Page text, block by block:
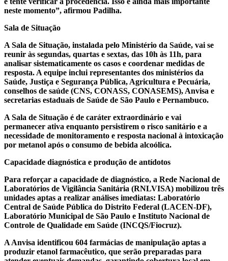
neste momento”, afirmou Padilha.
Sala de Situação
A Sala de Situação, instalada pelo Ministério da Saúde, vai se
reunir às segundas, quartas e sextas, das 10h às 11h, para
analisar sistematicamente os casos e coordenar medidas de
resposta. A equipe inclui representantes dos ministérios da
Saúde, Justiça e Segurança Pública, Agricultura e Pecuária,
conselhos de saúde (CNS, CONASS, CONASEMS), Anvisa e
secretarias estaduais de Saúde de São Paulo e Pernambuco.
A Sala de Situação é de caráter extraordinário e vai
permanecer ativa enquanto persistirem o risco sanitário e a
necessidade de monitoramento e resposta nacional à intoxicação
por metanol após o consumo de bebida alcoólica.
Capacidade diagnóstica e produção de antídotos
Para reforçar a capacidade de diagnóstico, a Rede Nacional de
Laboratórios de Vigilância Sanitária (RNLVISA) mobilizou três
unidades aptas a realizar análises imediatas: Laboratório
Central de Saúde Pública do Distrito Federal (LACEN-DF),
Laboratório Municipal de São Paulo e Instituto Nacional de
Controle de Qualidade em Saúde (INCQS/Fiocruz).
A Anvisa identificou 604 farmácias de manipulação aptas a
produzir etanol farmacêutico, que serão preparadas para